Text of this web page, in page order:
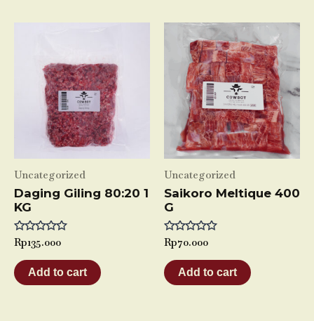
Uncategorized
Daging Giling 80:20 1
KG
Rated
out
of
5
Rp135.000
Add to cart
Uncategorized
Saikoro Meltique 400
G
Rated
out
of
5
Rp70.000
Add to cart